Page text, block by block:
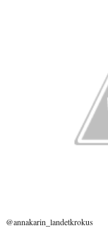
@annakarin_landetkrokus